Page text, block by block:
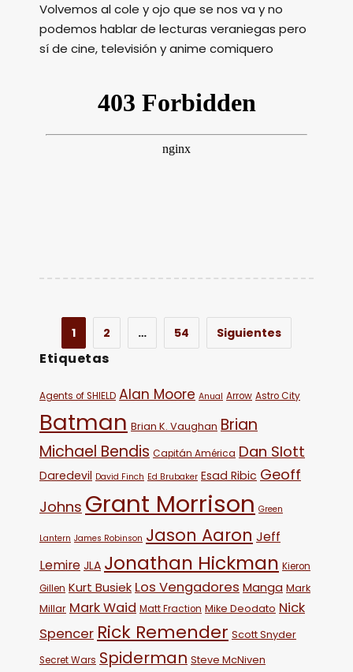
Volvemos al cole y ojo que se nos va y no
podemos hablar de lecturas veraniegas pero
sí de cine, televisión y anime comiquero
1 2 … 54 Siguientes
Etiquetas
Agents of SHIELD Alan Moore Anual Arrow Astro City
Batman Brian K. Vaughan Brian
Michael Bendis Capitán América Dan Slott
Daredevil David Finch Ed Brubaker Esad Ribic Geoff
Johns Grant Morrison Green
Lantern James Robinson Jason Aaron Jeff
Lemire JLA Jonathan Hickman Kieron
Gillen Kurt Busiek Los Vengadores Manga Mark
Millar Mark Waid Matt Fraction Mike Deodato Nick
Spencer Rick Remender Scott Snyder
Secret Wars Spiderman Steve McNiven